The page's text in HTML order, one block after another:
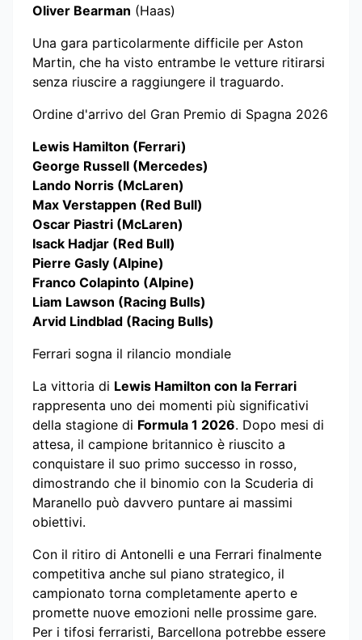
Oliver Bearman (Haas)
Una gara particolarmente difficile per Aston
Martin, che ha visto entrambe le vetture ritirarsi
senza riuscire a raggiungere il traguardo.
Ordine d'arrivo del Gran Premio di Spagna 2026
Lewis Hamilton (Ferrari)
George Russell (Mercedes)
Lando Norris (McLaren)
Max Verstappen (Red Bull)
Oscar Piastri (McLaren)
Isack Hadjar (Red Bull)
Pierre Gasly (Alpine)
Franco Colapinto (Alpine)
Liam Lawson (Racing Bulls)
Arvid Lindblad (Racing Bulls)
Ferrari sogna il rilancio mondiale
La vittoria di Lewis Hamilton con la Ferrari
rappresenta uno dei momenti più significativi
della stagione di Formula 1 2026. Dopo mesi di
attesa, il campione britannico è riuscito a
conquistare il suo primo successo in rosso,
dimostrando che il binomio con la Scuderia di
Maranello può davvero puntare ai massimi
obiettivi.
Con il ritiro di Antonelli e una Ferrari finalmente
competitiva anche sul piano strategico, il
campionato torna completamente aperto e
promette nuove emozioni nelle prossime gare.
Per i tifosi ferraristi, Barcellona potrebbe essere